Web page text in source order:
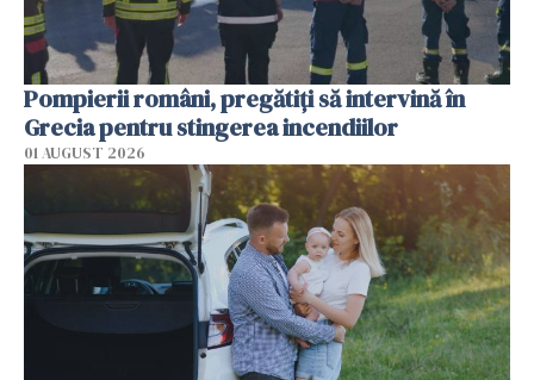
Pompierii români, pregătiţi să intervină în
Grecia pentru stingerea incendiilor
01 AUGUST 2026